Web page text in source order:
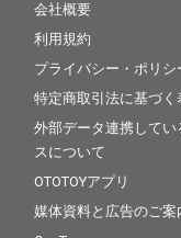
会社概要
利用規約
プライバシー・ポリシ
特定商取引法に基づく
外部データ連携してい
スについて
OTOTOYアプリ
媒体資料と広告のご案